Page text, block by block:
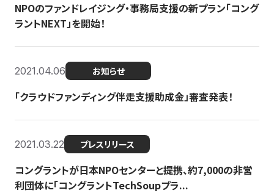
NPOのファンドレイジング・事務局支援の新プラン「コング
ラントNEXT」を開始！
2021.04.06 お知らせ
「クラウドファンディング伴走支援助成金」審査発表！
2021.03.22 プレスリリース
コングラントが日本NPOセンターと提携、約7,000の非営
利団体に「コングラントTechSoupプラ...